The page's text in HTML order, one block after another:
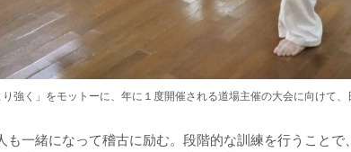
り強く」をモットーに、年に１度開催される道場主催の大会に向けて
も一緒になって稽古に励む。段階的な訓練を行うこと